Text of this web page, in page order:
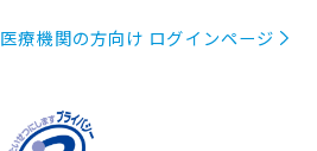
医療機関の方向け ログインページ